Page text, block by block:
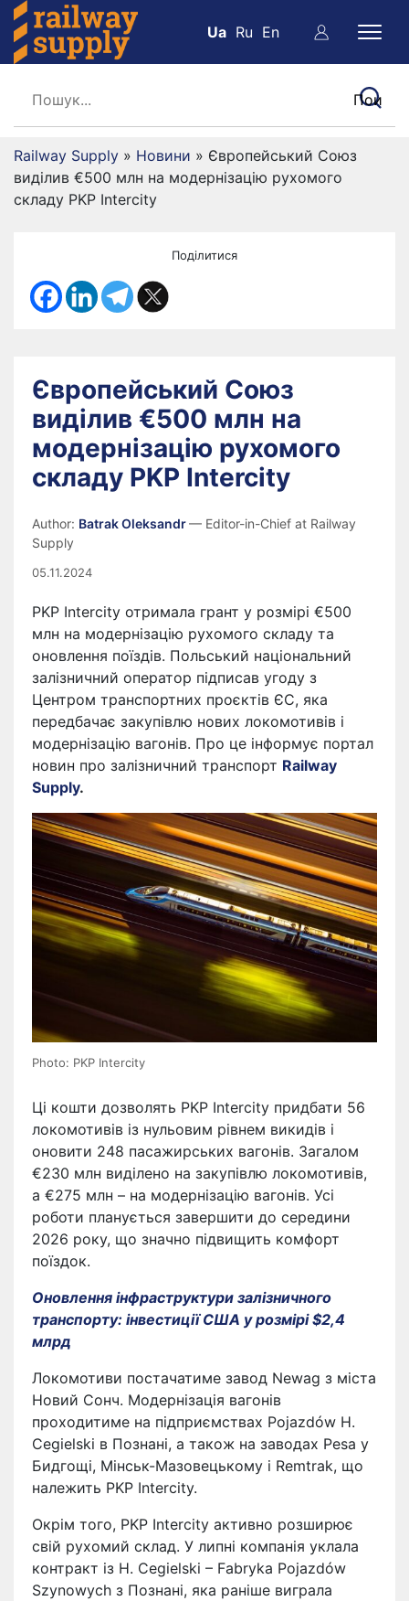
Ua Ru En
Railway Supply » Новини » Європейський Союз
виділив €500 млн на модернізацію рухомого
складу PKP Intercity
Поділитися
Європейський Союз
виділив €500 млн на
модернізацію рухомого
складу PKP Intercity
Author: Batrak Oleksandr— Editor-in-Chief at Railway
Supply
05.11.2024
PKP Intercity отримала грант у розмірі €500
млн на модернізацію рухомого складу та
оновлення поїздів. Польський національний
залізничний оператор підписав угоду з
Центром транспортних проєктів ЄС, яка
передбачає закупівлю нових локомотивів і
модернізацію вагонів. Про це інформує портал
новин про залізничний транспорт Railway
Supply.
Photo: PKP Intercity
Ці кошти дозволять PKP Intercity придбати 56
локомотивів із нульовим рівнем викидів і
оновити 248 пасажирських вагонів. Загалом
€230 млн виділено на закупівлю локомотивів,
а €275 млн – на модернізацію вагонів. Усі
роботи планується завершити до середини
2026 року, що значно підвищить комфорт
поїздок.
Оновлення інфраструктури залізничного
транспорту: інвестиції США у розмірі $2,4
млрд
Локомотиви постачатиме завод Newag з міста
Новий Сонч. Модернізація вагонів
проходитиме на підприємствах Pojazdów H.
Cegielski в Познані, а також на заводах Pesa у
Бидгощі, Мінськ-Мазовецькому і Remtrak, що
належить PKP Intercity.
Окрім того, PKP Intercity активно розширює
свій рухомий склад. У липні компанія уклала
контракт із H. Cegielski – Fabryka Pojazdów
Szynowych з Познані, яка раніше виграла